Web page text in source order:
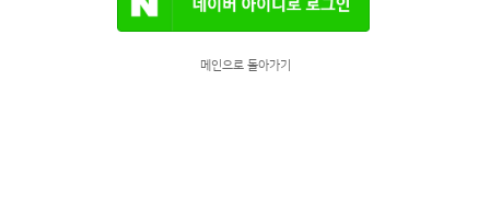
메인으로 돌아가기